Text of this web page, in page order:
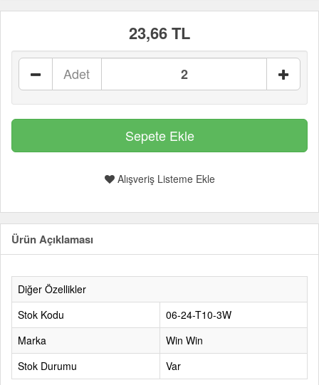
23,66 TL
Adet
Alışveriş Listeme Ekle
Ürün Açıklaması
Diğer Özellikler
Stok Kodu
06-24-T10-3W
Marka
Win Win
Stok Durumu
Var